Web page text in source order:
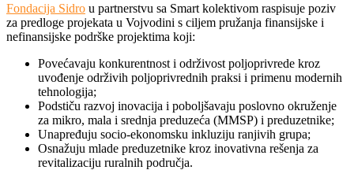
Fondacija Sidro u partnerstvu sa Smart kolektivom raspisuje poziv
za predloge projekata u Vojvodini s ciljem pružanja finansijske i
nefinansijske podrške projektima koji:
Povećavaju konkurentnost i održivost poljoprivrede kroz
uvođenje održivih poljoprivrednih praksi i primenu modernih
tehnologija;
Podstiču razvoj inovacija i poboljšavaju poslovno okruženje
za mikro, mala i srednja preduzeća (MMSP) i preduzetnike;
Unapređuju socio-ekonomsku inkluziju ranjivih grupa;
Osnažuju mlade preduzetnike kroz inovativna rešenja za
revitalizaciju ruralnih područja.